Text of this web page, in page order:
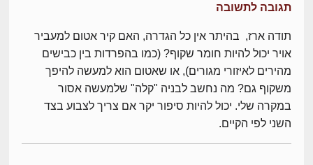
תגובה לתשובה
תודה ארז, בהיתר אין כל הגדרה, האם קיר אטום למעביר
אויר יכול להיות חומר שקוף? (כמו בהפרדות בין כבישים
מהירים לאיזורי מגורים), או שאטום הוא למעשה להיפך
משקוף גם? מה נחשב לבניה "קלה" שלמעשה אסור
במקרה שלי. יכול להיות סיפור יקר אם צריך לצבוע בצד
השני לפי הקיים.